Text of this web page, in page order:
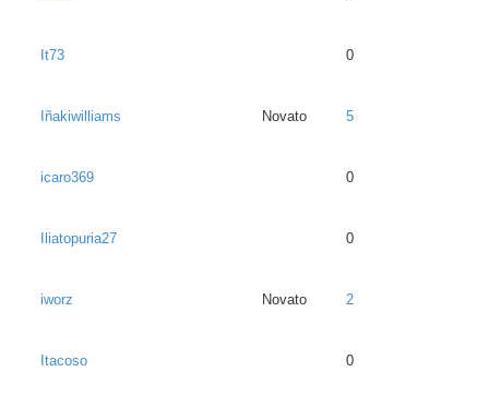
It73 0
Novato
Iñakiwilliams 5
icaro369 0
Iliatopuria27 0
Novato
iworz 2
Itacoso 0